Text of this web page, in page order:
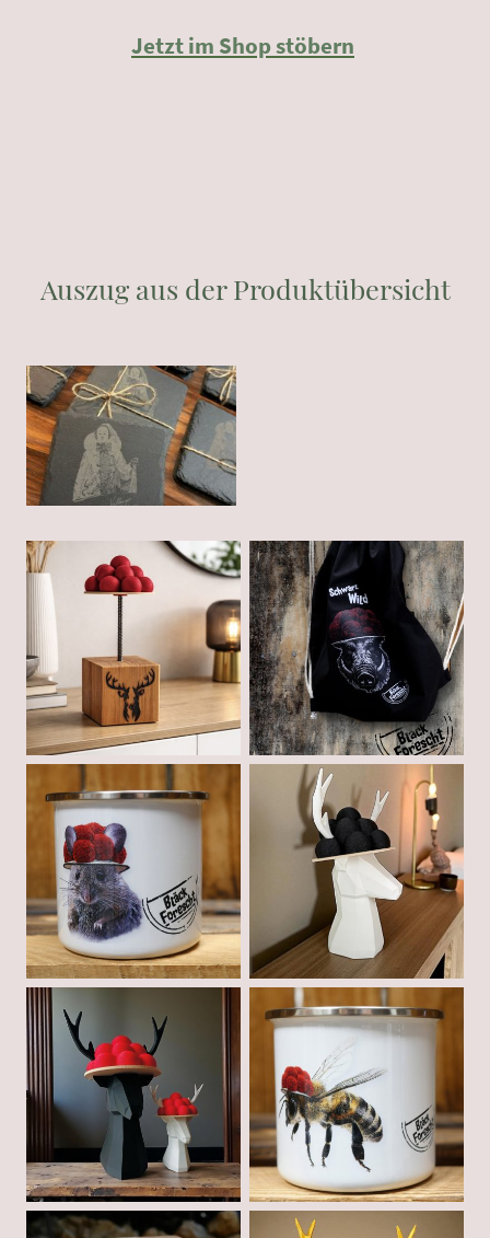
Jetzt im Shop stöbern
Auszug aus der Produktübersicht